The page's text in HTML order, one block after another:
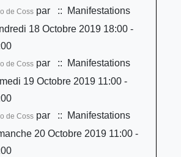
de Cosspar
:: Manifestations
18 Octobre 2019 18:00 -
de Cosspar
:: Manifestations
19 Octobre 2019 11:00 -
de Cosspar
:: Manifestations
20 Octobre 2019 11:00 -